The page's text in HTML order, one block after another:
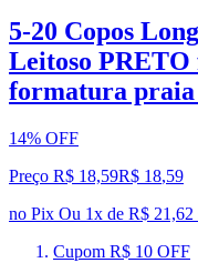
5-20 Copos
Leitoso PRETO
formatura praia
14% OFF
Preço R$ 18,59R$ 18,59
no Pix Ou 1x de R$ 21,62
Cupom R$ 10 OFF